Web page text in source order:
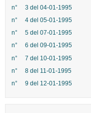
n° 3 del 04-01-1995
n° 4 del 05-01-1995
n° 5 del 07-01-1995
n° 6 del 09-01-1995
n° 7 del 10-01-1995
n° 8 del 11-01-1995
n° 9 del 12-01-1995